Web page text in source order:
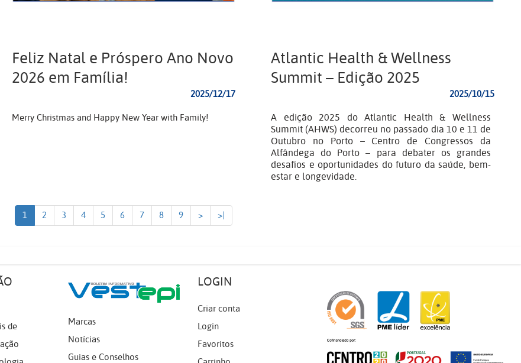
Feliz Natal e Próspero Ano Novo
2026 em Família!
2025/12/17
Merry Christmas and Happy New Year with Family!
Atlantic Health & Wellness
Summit – Edição 2025
2025/10/15
A edição 2025 do Atlantic Health & Wellness
Summit (AHWS) decorreu no passado dia 10 e 11 de
Outubro no Porto – Centro de Congressos da
Alfândega do Porto – para debater os grandes
desafios e oportunidades do futuro da saúde, bem-
estar e longevidade.
1 2 3 4 5 6 7 8 9 > >|
de
Marcas
Notícias
Guias e Conselhos
LOGIN
Criar conta
Login
Favoritos